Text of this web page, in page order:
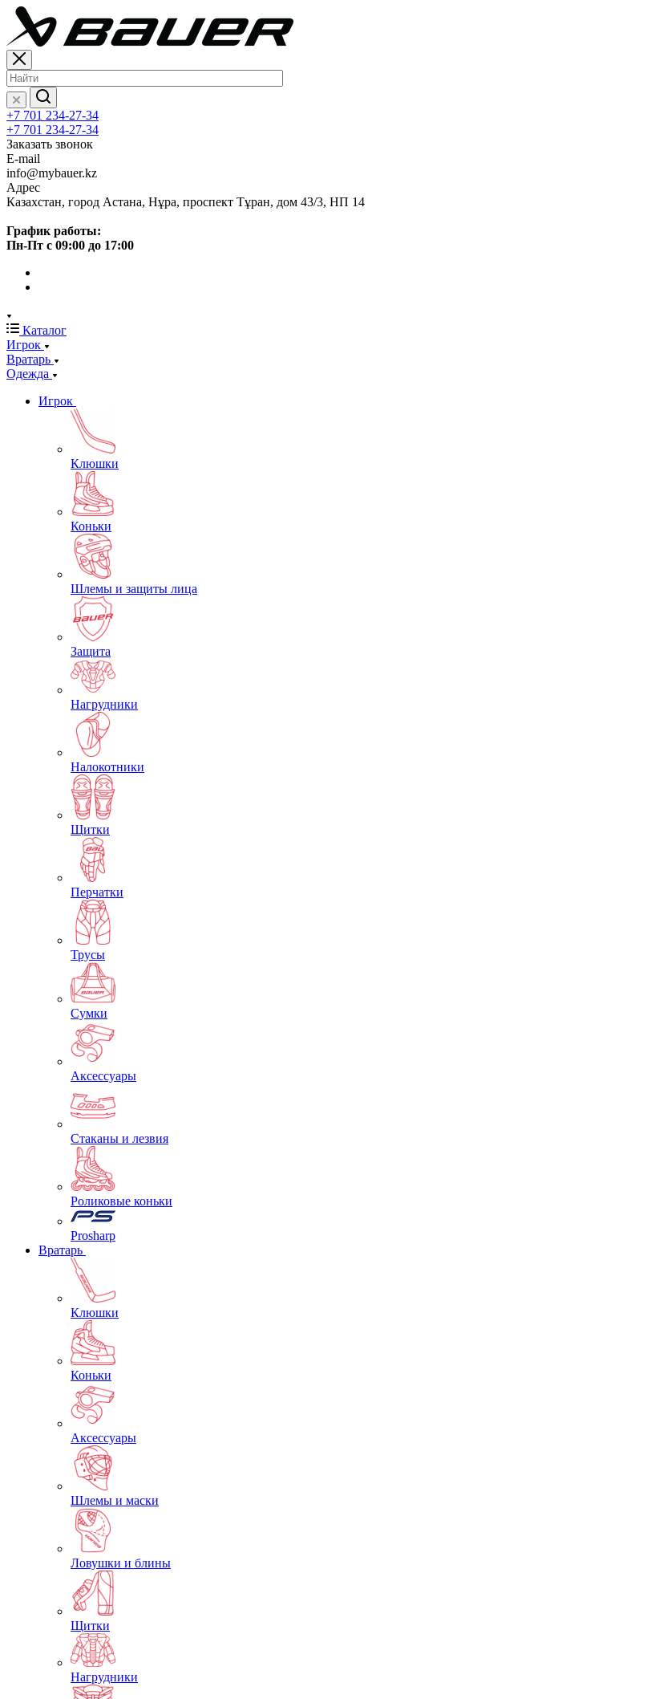
+7 701 234-27-34
+7 701 234-27-34
Заказать звонок
E-mail
info@mybauer.kz
Адрес
Казахстан, город Астана, Нұра, проспект Тұран, дом 43/3, НП 14
График работы:
Пн-Пт с 09:00 до 17:00
Каталог
Игрок
Вратарь
Одежда
Игрок
Клюшки
Коньки
Шлемы и защиты лица
Защита
Нагрудники
Налокотники
Щитки
Перчатки
Трусы
Сумки
Аксессуары
Стаканы и лезвия
Роликовые коньки
Prosharp
Вратарь
Клюшки
Коньки
Аксессуары
Шлемы и маски
Ловушки и блины
Щитки
Нагрудники